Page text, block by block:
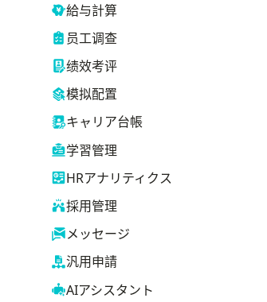
給与計算
员工调查
绩效考评
模拟配置
キャリア台帳
学習管理
HRアナリティクス
採用管理
メッセージ
汎用申請
AIアシスタント